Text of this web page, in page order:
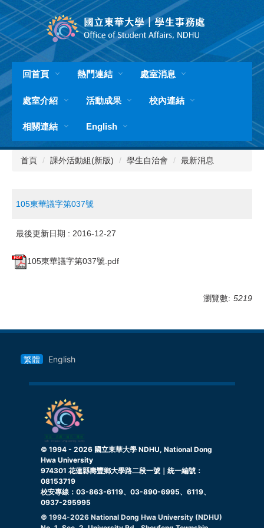
跳
到
主
要
內
容
區
回首頁 熱門連結 處室消息
處室介紹 活動成果 校內連結
相關連結 English
首頁 課外活動組(新版) 學生自治會 最新消息
105東華議字第037號
最後更新日期 : 2016-12-27
105東華議字第037號.pdf
瀏覽數: 5219
繁體 English
© 1994 - 2026 國立東華大學 NDHU, National Dong
Hwa University
974301 花蓮縣壽豐鄉大學路二段一號｜統一編號：
08153719
校安專線：03-863-6119、03-890-6995、6119、
0937-295995
© 1994-2026 National Dong Hwa University (NDHU)